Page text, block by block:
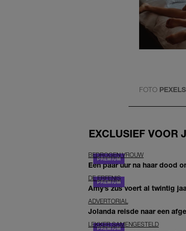
FOTO PEXELS
EXCLUSIEF VOOR
BEDROGEN VROUW
Een paar uur na haar dood
DE ERFENIS
Amy’s zus voert al twintig
ADVERTORIAL
Jolanda reisde naar een
LEKKER SAMENGESTELD